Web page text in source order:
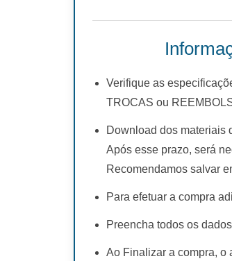
Verifique as
TROCAS ou
Download dos materiais
Após esse prazo, será
Recomendamos salvar
Para efetuar a compra
Preencha todos os
Ao Finalizar a compra, o